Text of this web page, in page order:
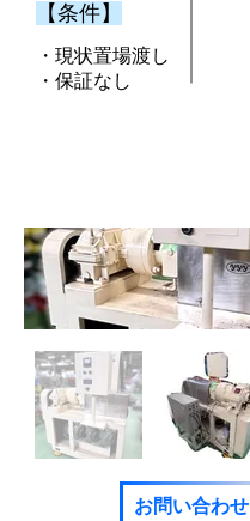
​【条件】
・現状置場渡し
​・保証なし
お問い合わせ